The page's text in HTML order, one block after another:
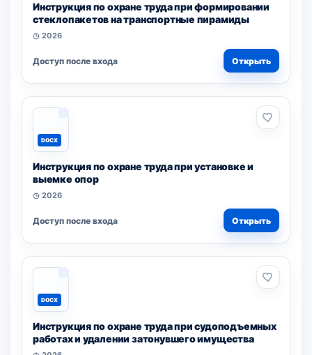
Инструкция по охране труда при формировании
стеклопакетов на транспортные пирамиды
◷ 2026
Доступ после входа Открыть
DOCX
Инструкция по охране труда при установке и
выемке опор
◷ 2026
Доступ после входа Открыть
DOCX
Инструкция по охране труда при судоподъемных
работах и удалении затонувшего имущества